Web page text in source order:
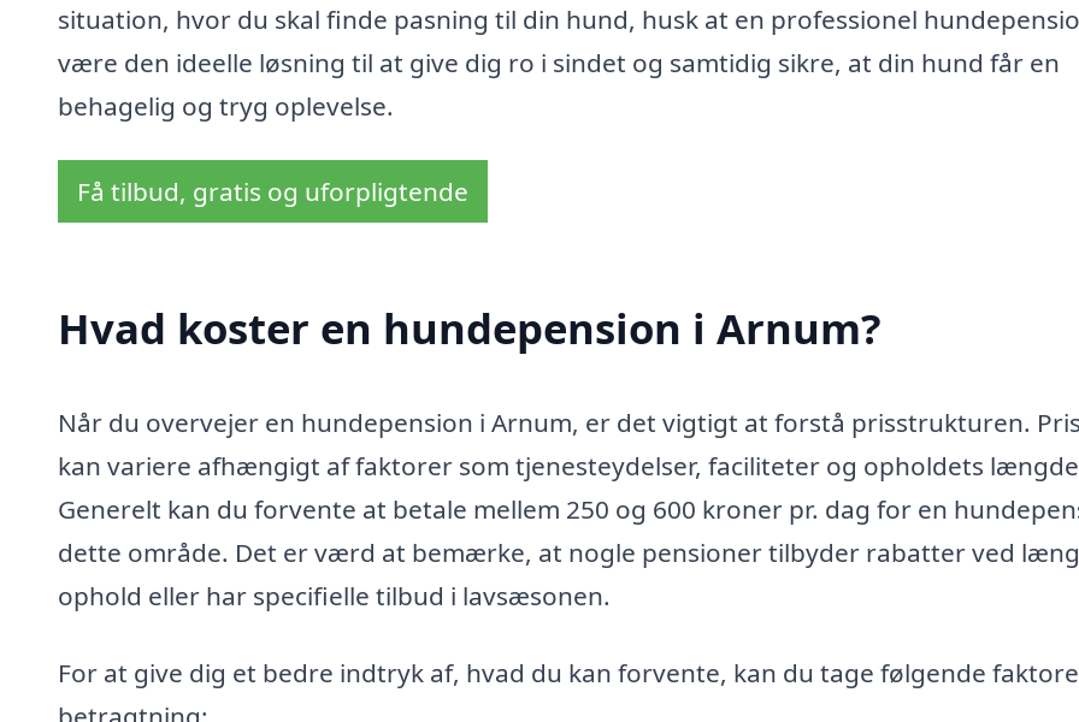
situation, hvor du skal finde pasning til din hund, husk at en professionel
være den ideelle løsning til at give dig ro i sindet og samtidig sikre, at din hund får en
behagelig og tryg oplevelse.
Få tilbud, gratis og uforpligtende
Hvad koster en hundepension i Arnum?
Når du overvejer en hundepension i Arnum, er det vigtigt at forstå prisstrukturen.
kan variere afhængigt af faktorer som tjenesteydelser, faciliteter og opholdets
Generelt kan du forvente at betale mellem 250 og 600 kroner pr. dag for en
dette område. Det er værd at bemærke, at nogle pensioner tilbyder rabatter ved
ophold eller har specifielle tilbud i lavsæsonen.
For at give dig et bedre indtryk af, hvad du kan forvente, kan du tage følgende